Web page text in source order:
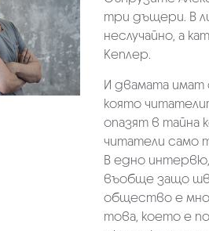
три дъщери. В
неслучайно, а
Кеплер.
И двамата имат
която
опазят в тайна
читатели само
В едно
въобще защо
общество е
това, което е